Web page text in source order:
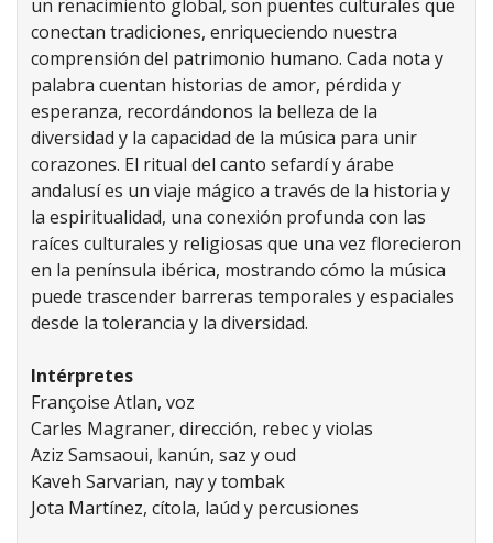
un renacimiento global, son puentes culturales que
conectan tradiciones, enriqueciendo nuestra
comprensión del patrimonio humano. Cada nota y
palabra cuentan historias de amor, pérdida y
esperanza, recordándonos la belleza de la
diversidad y la capacidad de la música para unir
corazones. El ritual del canto sefardí y árabe
andalusí es un viaje mágico a través de la historia y
la espiritualidad, una conexión profunda con las
raíces culturales y religiosas que una vez florecieron
en la península ibérica, mostrando cómo la música
puede trascender barreras temporales y espaciales
desde la tolerancia y la diversidad.
Intérpretes
Françoise Atlan, voz
Carles Magraner, dirección, rebec y violas
Aziz Samsaoui, kanún, saz y oud
Kaveh Sarvarian, nay y tombak
Jota Martínez, cítola, laúd y percusiones